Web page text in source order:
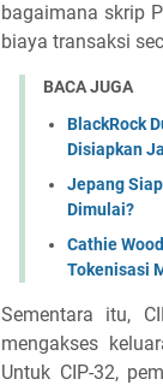
bagaimana skrip
biaya transaksi
BACA JUGA
BlackRock
Disiapkan
Jepang
Dimulai?
Cathie
Tokenisasi
Sementara itu,
mengakses
Untuk CIP-32,